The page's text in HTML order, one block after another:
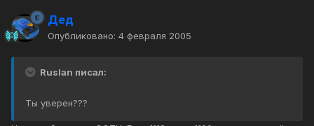
Дед
Опубликовано: 4 февраля 2005
Ruslan писал:
Ты уверен???